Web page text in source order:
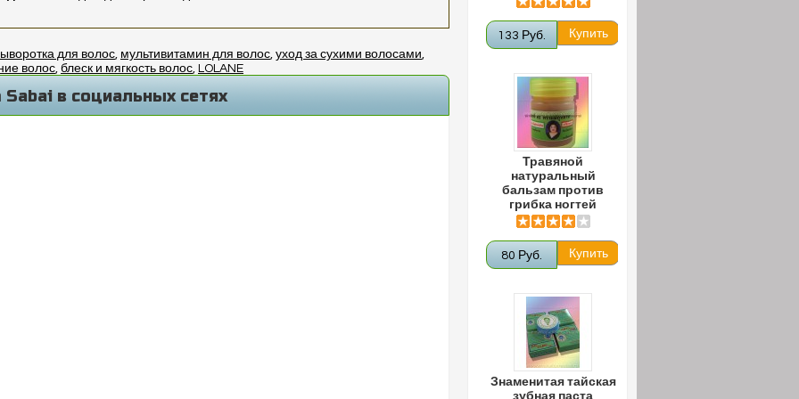
133 Руб.
Травяной
натуральный
бальзам против
грибка ногтей
80 Руб.
Знаменитая тайская
зубная паста
для волос, мультивитамин для волос, уход за сухими волосами,
волос, блеск и мягкость волос, LOLANE
Sabai в социальных сетях